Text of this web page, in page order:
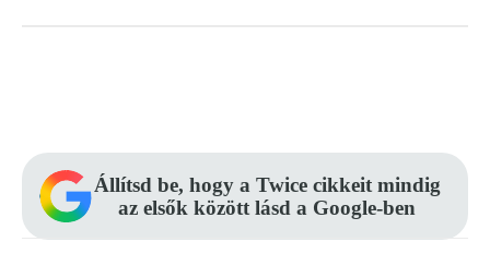
Állítsd be, hogy a Twice cikkeit mindig
az elsők között lásd a Google-ben